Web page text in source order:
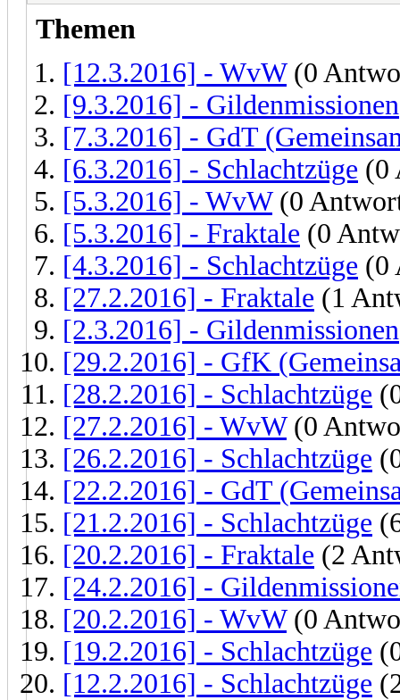
Themen
[12.3.2016] - WvW(0
[9.3.2016] - Gildenmissionen
[7.3.2016] - GdT
[6.3.2016] - Schlachtzüge (0
[5.3.2016] - WvW(0
[5.3.2016] - Fraktale (0
[4.3.2016] - Schlachtzüge (0
[27.2.2016] - Fraktale (1
[2.3.2016] - Gildenmissionen
[29.2.2016] - GfK
[28.2.2016] - Schlachtzüge
[27.2.2016] - WvW(0
[26.2.2016] - Schlachtzüge
[22.2.2016] - GdT
[21.2.2016] - Schlachtzüge
[20.2.2016] - Fraktale (2
[24.2.2016] -
[20.2.2016] - WvW(0
[19.2.2016] - Schlachtzüge
[12.2.2016] - Schlachtzüge